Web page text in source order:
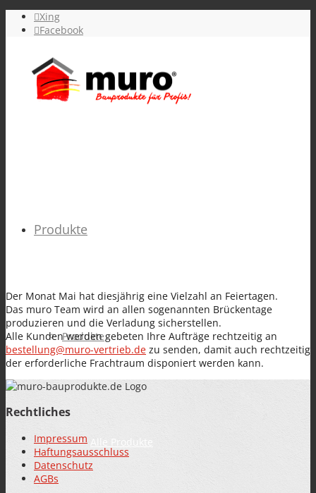
Xing
Facebook
Produkte
Produkte
Alle Produkte
Der Monat Mai hat diesjährig eine Vielzahl an Feiertagen.
Das muro Team wird an allen sogenannten Brückentage
produzieren und die Verladung sicherstellen.
Alle Kunden werden gebeten Ihre Aufträge rechtzeitig an
bestellung@muro-vertrieb.de zu senden, damit auch rechtzeitig
der erforderliche Frachtraum disponiert werden kann.
Rechtliches
Impressum
Haftungsausschluss
Datenschutz
AGBs